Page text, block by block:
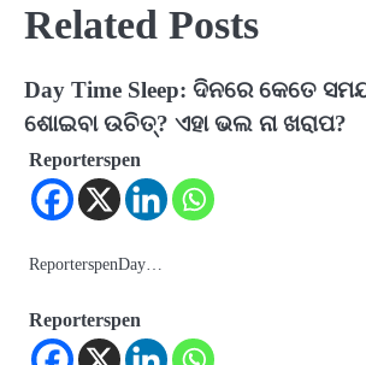
Related Posts
Day Time Sleep: ଦିନରେ କେତେ
ଶୋଇବା ଉଚିତ୍‌? ଏହା ଭଲ ନା ଖରାପ?
Reporterspen
ReporterspenDay…
Reporterspen